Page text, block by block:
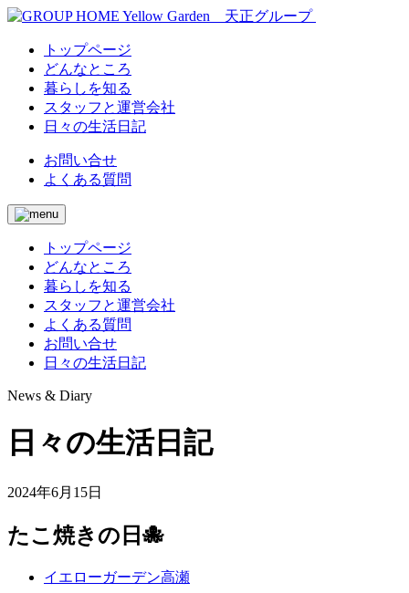
トップページ
どんなところ
暮らしを知る
スタッフと運営会社
日々の生活日記
お問い合せ
よくある質問
トップページ
どんなところ
暮らしを知る
スタッフと運営会社
よくある質問
お問い合せ
日々の生活日記
News & Diary
日々の生活日記
2024年6月15日
たこ焼きの日🐙
イエローガーデン高瀬